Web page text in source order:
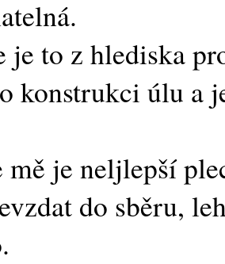
je to z hlediska
konstrukci úlu a
mě je neljlepší
do sběru,